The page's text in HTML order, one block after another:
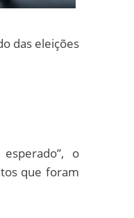
das eleições
o
que foram